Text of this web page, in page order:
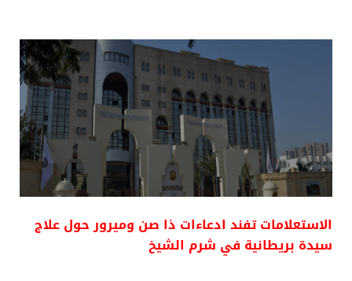
الاستعلامات تفند ادعاءات ذا صن وميرور حول علاج
سيدة بريطانية في شرم الشيخ